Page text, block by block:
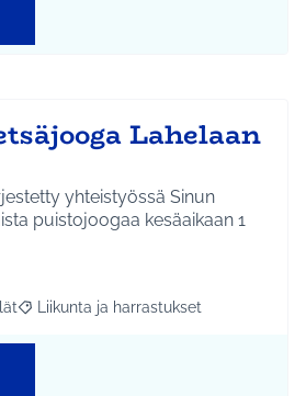
Lahelaan
yhteistyössä Sinun
puistojoogaa kesäaikaan 1
mukaan: Etelä-Tuusulan kylät
Rajaa tulokset teeman mukaan:
Liikunta ja harrastukset